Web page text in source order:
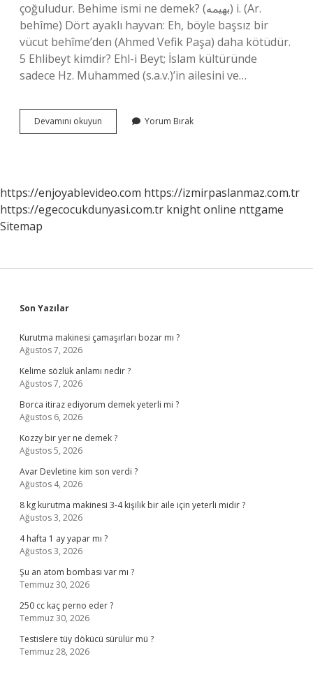
çoğuludur. Behime ismi ne demek? (ﺑﻬﻴﻤﻪ) i. (Ar.
behîme) Dört ayaklı hayvan: Eh, böyle başsız bir
vücut behîme’den (Ahmed Vefik Paşa) daha kötüdür.
5 Ehlibeyt kimdir? Ehl-i Beyt; İslam kültüründe
sadece Hz. Muhammed (s.a.v.)’in ailesini ve…
Devamını okuyun
Ne
Yorum Bırak
https://enjoyablevideo.com https://izmirpaslanmaz.com.tr
https://egecocukdunyasi.com.tr knight online nttgame
Sitemap
Sidebar
Son Yazılar
Kurutma makinesi çamaşırları bozar mı ?
Ağustos 7, 2026
Kelime sözlük anlamı nedir ?
Ağustos 7, 2026
Borca itiraz ediyorum demek yeterli mi ?
Ağustos 6, 2026
Kozzy bir yer ne demek ?
Ağustos 5, 2026
Avar Devletine kim son verdi ?
Ağustos 4, 2026
8 kg kurutma makinesi 3-4 kişilik bir aile için yeterli midir ?
Ağustos 3, 2026
4 hafta 1 ay yapar mı ?
Ağustos 3, 2026
Şu an atom bombası var mı ?
Temmuz 30, 2026
250 cc kaç perno eder ?
Temmuz 30, 2026
Testislere tüy dökücü sürülür mü ?
Temmuz 28, 2026